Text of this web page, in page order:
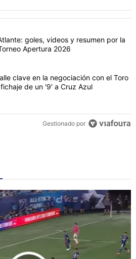
con más comentarios en los
el título "Cruz Azul 2-3 Atlante:
goles, videos y resumen por la
Apertura 2026
el título "Revelan un detalle clave
clave en la negociación con el Toro